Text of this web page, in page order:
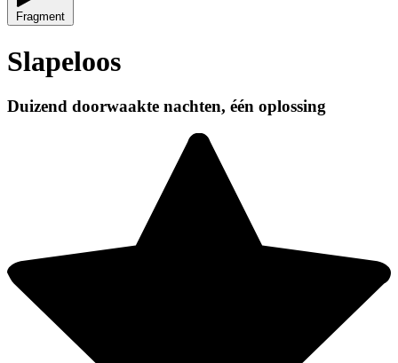
Fragment
Slapeloos
Duizend doorwaakte nachten, één oplossing